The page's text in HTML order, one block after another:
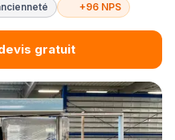
+96 NPS
gratuit